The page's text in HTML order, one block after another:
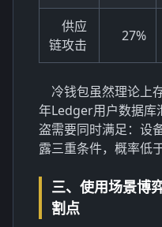
供应
链攻击
27%
冷钱包虽然理论上
年Ledger用户数据库
盗需要同时满足：设
露三重条件，概率低
三、使用场景博
割点